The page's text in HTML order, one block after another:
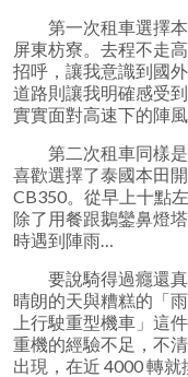
第一次租車選擇本
屏東枋寮。去程不走
招呼，讓我意識到國
道路則讓我明確感受
實實面對高速下的陣
第二次租車同樣是
喜歡選擇了泰國本田
CB350。從早上十點
除了用餐跟鵝鑾鼻燈
時遇到陣雨…
要說騎得過癮還真
晴朗的天與糟糕的「
上行駛重型機車」這
重機的經驗不足，不
出現，在近 4000 轉就